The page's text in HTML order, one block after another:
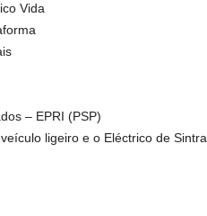
Vida
– EPRI (PSP)
ligeiro e o Eléctrico de Sintra